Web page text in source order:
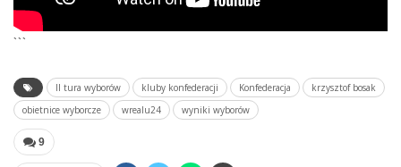
```
II tura wyborów kluby konfederacji Konfederacja
krzysztof bosak
obietnice wyborcze
wrealu24 wyniki wyborów
9